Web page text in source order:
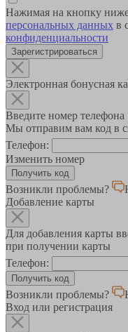
Нажимая на кнопку
персональных данных в
конфиденциальности
Зарегистрироваться
Электронная бонусная
Введите номер телефона
Мы отправим вам код в
Телефон:
Изменить номер
Возникли проблемы?
Добавление карты
Для добавления карты
при получении карты
Телефон:
Возникли проблемы?
Вход или регистрация